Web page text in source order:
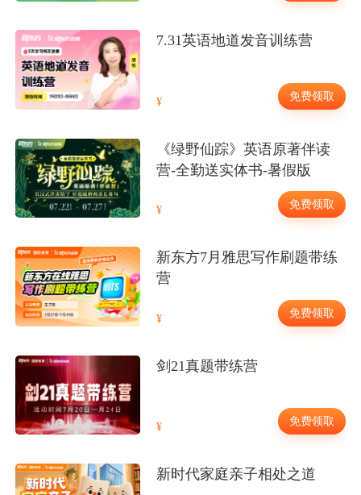
7.31英语地道发音训练营
免费领取
《绿野仙踪》英语原著伴读
营-全勤送实体书-暑假版
免费领取
新东方7月雅思写作刷题带练
营
免费领取
剑21真题带练营
免费领取
新时代家庭亲子相处之道